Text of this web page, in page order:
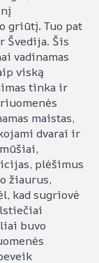
griūtį. Tuo pat
Švedija. Šis
vadinamas
viską
tinka ir
maistas,
dvarai ir
plėšimus
žiaurus,
kad sugriovė
buvo